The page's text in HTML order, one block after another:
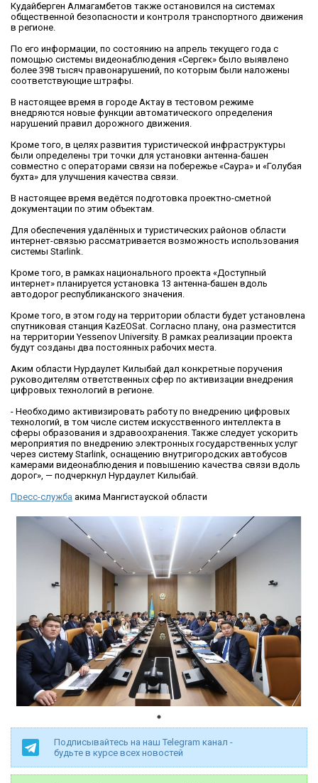
Кудайберген Алмагамбетов также остановился на системах
общественной безопасности и контроля транспортного движения
в регионе.
По его информации, по состоянию на апрель текущего года с
помощью системы видеонаблюдения «Сергек» было выявлено
более 398 тысяч правонарушений, по которым были наложены
соответствующие штрафы.
В настоящее время в городе Актау в тестовом режиме
внедряются новые функции автоматического определения
нарушений правил дорожного движения.
Кроме того, в целях развития туристической инфраструктуры
были определены три точки для установки антенна-башен
совместно с операторами связи на побережье «Саура» и «Голубая
бухта» для улучшения качества связи.
В настоящее время ведётся подготовка проектно-сметной
документации по этим объектам.
Для обеспечения удалённых и туристических районов области
интернет-связью рассматривается возможность использования
системы Starlink.
Кроме того, в рамках национального проекта «Доступный
интернет» планируется установка 13 антенна-башен вдоль
автодорог республиканского значения.
Кроме того, в этом году на территории области будет установлена
спутниковая станция KazEOSat. Согласно плану, она разместится
на территории Yessenov University. В рамках реализации проекта
будут созданы два постоянных рабочих места.
Аким области Нурдаулет Килыбай дал конкретные поручения
руководителям ответственных сфер по активизации внедрения
цифровых технологий в регионе.
- Необходимо активизировать работу по внедрению цифровых
технологий, в том числе систем искусственного интеллекта в
сферы образования и здравоохранения. Также следует ускорить
мероприятия по внедрению электронных государственных услуг
через систему Starlink, оснащению внутригородских автобусов
камерами видеонаблюдения и повышению качества связи вдоль
дорог», — подчеркнул Нурдаулет Килыбай.
Пресс-служба акима Мангистауской области
Подписывайтесь на наш Telegram канал -
будьте в курсе всех новостей